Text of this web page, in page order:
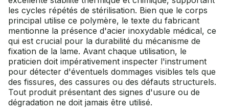
les cycles répétés de stérilisation. Bien que le corps
principal utilise ce polymère, le texte du fabricant
mentionne la présence d'acier inoxydable médical, ce
qui est crucial pour la durabilité du mécanisme de
fixation de la lame. Avant chaque utilisation, le
praticien doit impérativement inspecter l'instrument
pour détecter d'éventuels dommages visibles tels que
des fissures, des cassures ou des défauts structurels.
Tout produit présentant des signes d'usure ou de
dégradation ne doit jamais être utilisé.